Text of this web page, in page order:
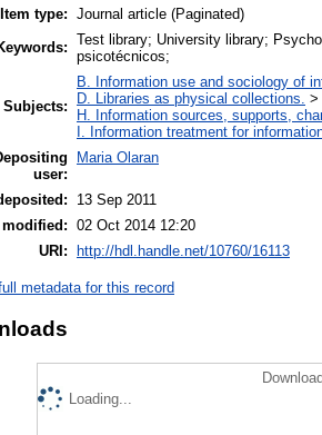
Item type: Journal article (Paginated)
Test library; University library;
psicotécnicos;
Subjects:
B. Information use and sociology of
D. Libraries as physical collections. >
H. Information sources, supports,
I. Information treatment for
user:
Maria Olaran
13 Sep 2011
modified: 02 Oct 2014 12:20
URI:
http://hdl.handle.net/10760/16113
metadata for this record
Loading...